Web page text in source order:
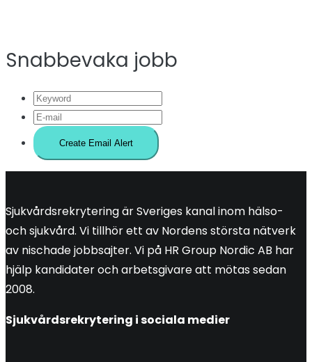
Snabbevaka jobb
Sjukvårdsrekrytering är Sveriges kanal inom hälso-
och sjukvård. Vi tillhör ett av Nordens största nätverk
av nischade jobbsajter. Vi på HR Group Nordic AB har
hjälp kandidater och arbetsgivare att mötas sedan
2008.
Sjukvårdsrekrytering i sociala medier